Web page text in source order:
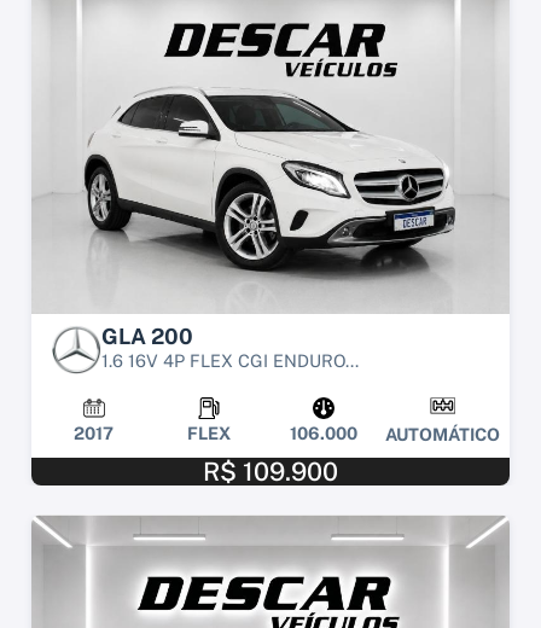
GLA 200
1.6 16V 4P FLEX CGI ENDURO...
2017 FLEX 106.000 AUTOMÁTICO
R$ 109.900